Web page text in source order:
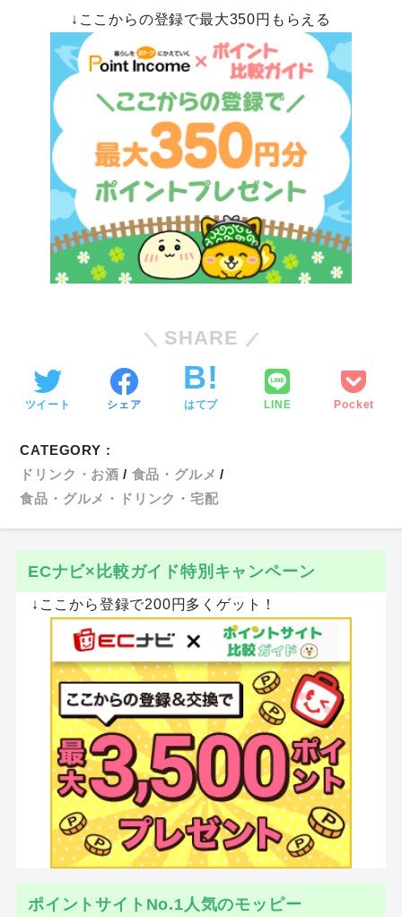
↓ここからの登録で最大350円もらえる
SHARE
ツイート シェア はてブ LINE Pocket
CATEGORY :
ドリンク・お酒
食品・グルメ
食品・グルメ・ドリンク・宅配
ECナビ×比較ガイド特別キャンペーン
↓ここから登録で200円多くゲット！
ポイントサイトNo.1人気のモッピー